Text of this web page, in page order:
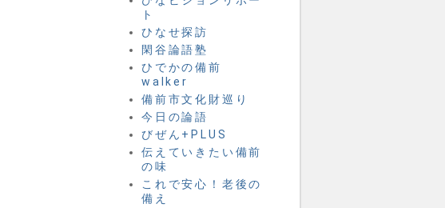
ト
ひなせ探訪
閑谷論語塾
ひでかの備前
walker
備前市文化財巡り
今日の論語
びぜん+PLUS
伝えていきたい備前
の味
これで安心！老後の
備え